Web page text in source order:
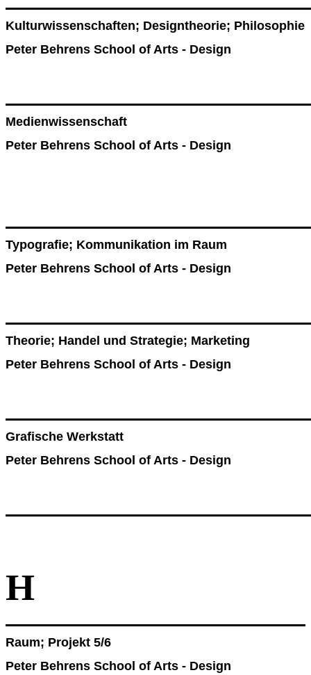
Kulturwissenschaften; Designtheorie; Philosophie
Peter Behrens School of Arts - Design
Medienwissenschaft
Peter Behrens School of Arts - Design
Typografie; Kommunikation im Raum
Peter Behrens School of Arts - Design
Theorie; Handel und Strategie; Marketing
Peter Behrens School of Arts - Design
Grafische Werkstatt
Peter Behrens School of Arts - Design
H
Raum; Projekt 5/6
Peter Behrens School of Arts - Design